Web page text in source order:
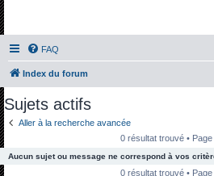
FAQ
Index du forum
Sujets actifs
Aller à la recherche avancée
0 résultat trouvé • Page
Aucun sujet ou message ne correspond à vos
0 résultat trouvé • Page